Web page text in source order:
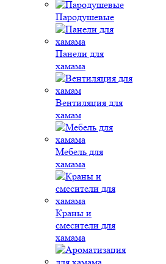
Пародушевые
Панели для
хамама
Вентиляция для
хамам
Мебель для
хамама
Краны и
смесители для
хамама